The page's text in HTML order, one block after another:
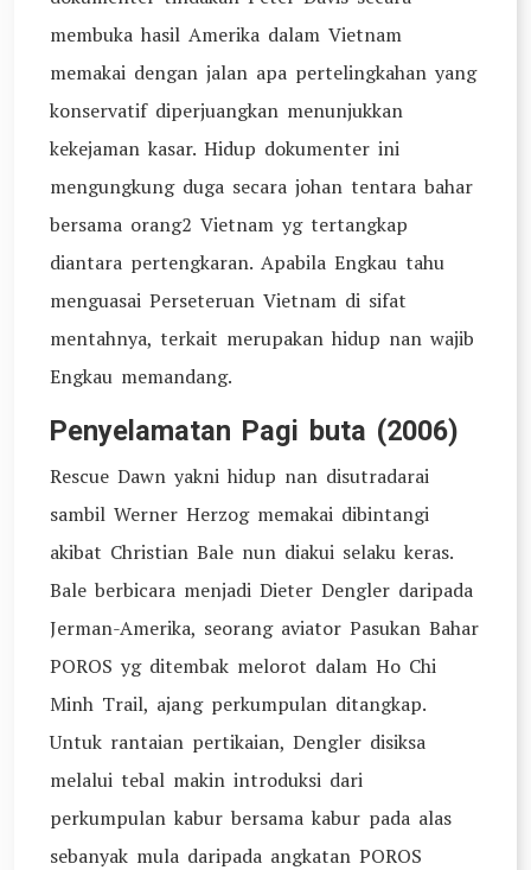
membuka hasil Amerika dalam Vietnam
memakai dengan jalan apa pertelingkahan yang
konservatif diperjuangkan menunjukkan
kekejaman kasar. Hidup dokumenter ini
mengungkung duga secara johan tentara bahar
bersama orang2 Vietnam yg tertangkap
diantara pertengkaran. Apabila Engkau tahu
menguasai Perseteruan Vietnam di sifat
mentahnya, terkait merupakan hidup nan wajib
Engkau memandang.
Penyelamatan Pagi buta (2006)
Rescue Dawn yakni hidup nan disutradarai
sambil Werner Herzog memakai dibintangi
akibat Christian Bale nun diakui selaku keras.
Bale berbicara menjadi Dieter Dengler daripada
Jerman-Amerika, seorang aviator Pasukan Bahar
POROS yg ditembak melorot dalam Ho Chi
Minh Trail, ajang perkumpulan ditangkap.
Untuk rantaian pertikaian, Dengler disiksa
melalui tebal makin introduksi dari
perkumpulan kabur bersama kabur pada alas
sebanyak mula daripada angkatan POROS